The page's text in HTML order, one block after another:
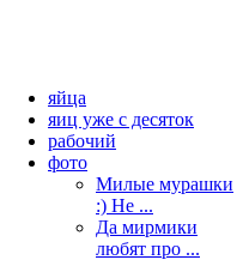
яйца
яиц уже с десяток
рабочий
фото
Милые мурашки
:) Не ...
Да мирмики
любят про ...